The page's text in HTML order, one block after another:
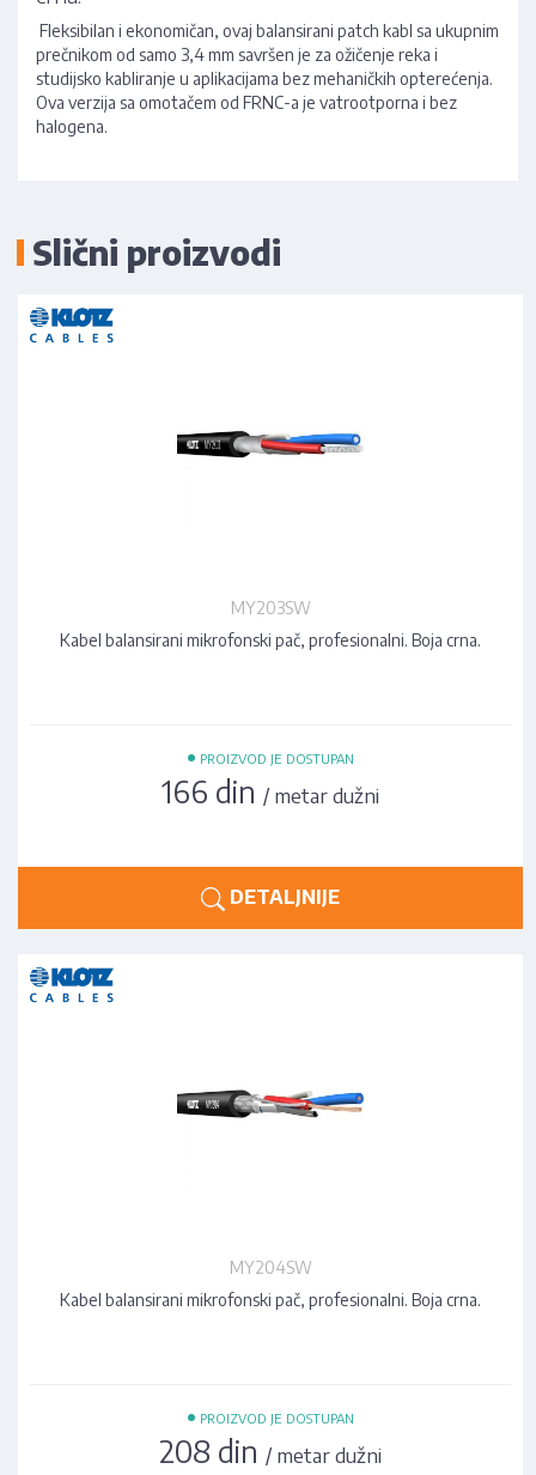
Fleksibilan i ekonomičan, ovaj balansirani patch kabl sa ukupnim
prečnikom od samo 3,4 mm savršen je za ožičenje reka i
studijsko kabliranje u aplikacijama bez mehaničkih opterećenja.
Ova verzija sa omotačem od FRNC-a je vatrootporna i bez
halogena.
Slični proizvodi
MY203SW
Kabel balansirani mikrofonski pač, profesionalni. Boja crna.
• PROIZVOD JE DOSTUPAN
166 din / metar dužni
DETALJNIJE
MY204SW
Kabel balansirani mikrofonski pač, profesionalni. Boja crna.
• PROIZVOD JE DOSTUPAN
208 din/ metar dužni